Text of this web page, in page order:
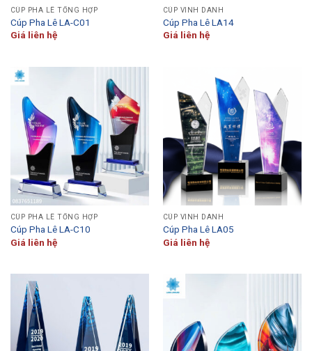
CÚP PHA LÊ TỔNG HỢP
Cúp Pha Lê LA-C01
Giá liên hệ
CÚP VINH DANH
Cúp Pha Lê LA14
Giá liên hệ
CÚP PHA LÊ TỔNG HỢP
Cúp Pha Lê LA-C10
Giá liên hệ
CÚP VINH DANH
Cúp Pha Lê LA05
Giá liên hệ